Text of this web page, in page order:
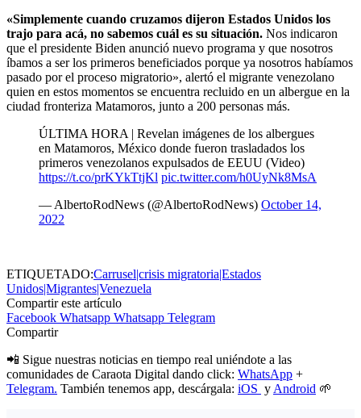
«Simplemente cuando cruzamos dijeron Estados Unidos los
trajo para acá, no sabemos cuál es su situación. Nos indicaron
que el presidente Biden anunció nuevo programa y que nosotros
íbamos a ser los primeros beneficiados porque ya nosotros habíamos
pasado por el proceso migratorio», alertó el migrante venezolano
quien en estos momentos se encuentra recluido en un albergue en la
ciudad fronteriza Matamoros, junto a 200 personas más.
ÚLTIMA HORA | Revelan imágenes de los albergues
en Matamoros, México donde fueron trasladados los
primeros venezolanos expulsados de EEUU (Video)
https://t.co/prKYkTtjKl pic.twitter.com/h0UyNk8MsA
— AlbertoRodNews (@AlbertoRodNews) October 14,
2022
ETIQUETADO:Carrusel|crisis migratoria|Estados
Unidos|Migrantes|Venezuela
Compartir este artículo
Facebook Whatsapp Whatsapp Telegram
Compartir
📲 Sigue nuestras noticias en tiempo real uniéndote a las
comunidades de Caraota Digital dando click: WhatsApp +
Telegram. También tenemos app, descárgala: iOS y Android 🌱